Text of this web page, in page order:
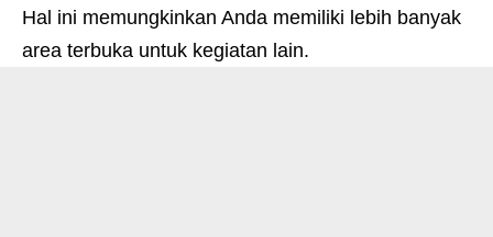
Hal ini memungkinkan Anda memiliki lebih banyak
area terbuka untuk kegiatan lain.